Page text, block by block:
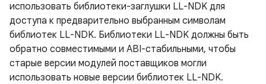
использовать библиотеки-заглушки LL-NDK для
доступа к предварительно выбранным символам
библиотек LL-NDK. Библиотеки LL-NDK должны быть
обратно совместимыми и ABI-стабильными, чтобы
старые версии модулей поставщиков могли
использовать новые версии библиотек LL-NDK.